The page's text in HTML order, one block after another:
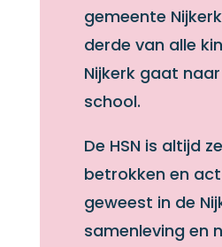
gemeente
derde van alle
Nijkerk gaat naar
school.
De HSN is altijd
betrokken en
geweest in de
samenleving en